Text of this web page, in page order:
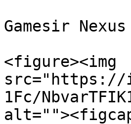
Gamesir Nexus
<figure><img
src="https://
1Fc/